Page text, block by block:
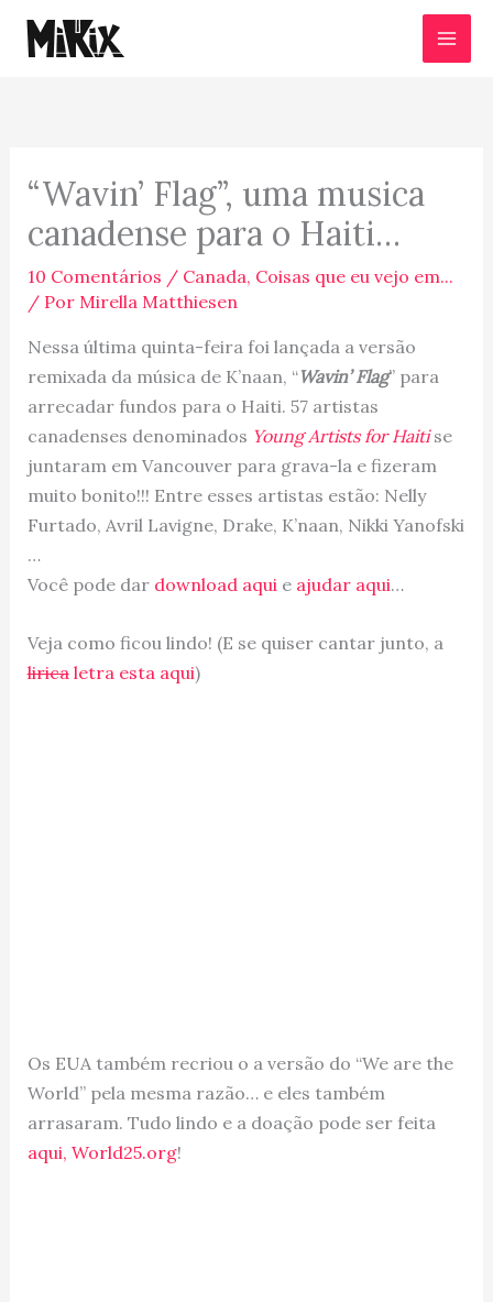
para
“Wavin’ Flag”, uma musica
canadense para o Haiti…
10 Comentários / Canada, Coisas que eu vejo em...
/ Por Mirella Matthiesen
Nessa última quinta-feira foi lançada a versão
remixada da música de K’naan, “Wavin’ Flag” para
arrecadar fundos para o Haiti. 57 artistas
canadenses denominados Young Artists for Haitise
juntaram em Vancouver para grava-la e fizeram
muito bonito!!! Entre esses artistas estão: Nelly
Furtado, Avril Lavigne, Drake, K’naan, Nikki Yanofski
…
Você pode dar download aquie ajudar aqui…
Veja como ficou lindo! (E se quiser cantar junto, a
liricaletra esta aqui)
Os EUA também recriou o a versão do “We are the
World” pela mesma razão… e eles também
arrasaram. Tudo lindo e a doação pode ser feita
aqui, World25.org!